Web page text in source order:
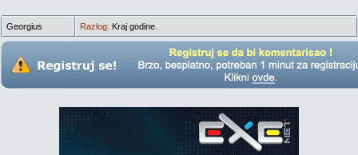
Georgius Razlog: Kraj godine.